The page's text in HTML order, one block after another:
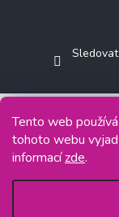
Tento web
tohoto webu
informacízde.
Copyright 2026